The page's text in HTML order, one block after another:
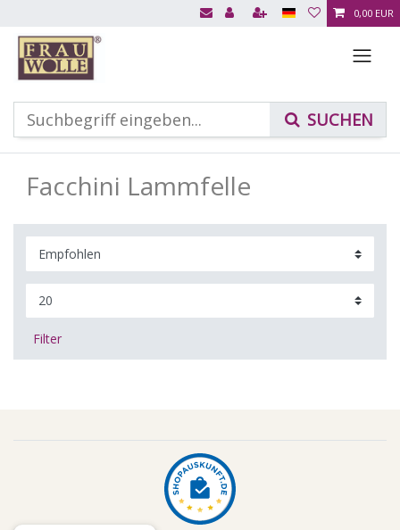
0,00 EUR
Facchini Lammfelle
Filter